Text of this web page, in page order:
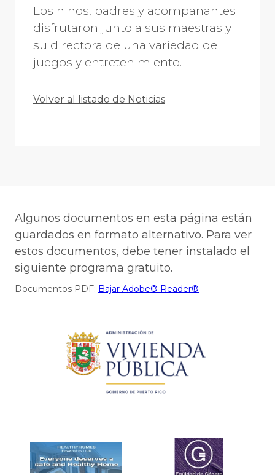
Los niños, padres y acompañantes
disfrutaron junto a sus maestras y
su directora de una variedad de
juegos y entretenimiento.
Volver al listado de Noticias
Algunos documentos en esta página están
guardados en formato alternativo. Para ver
estos documentos, debe tener instalado el
siguiente programa gratuito.
Documentos PDF: Bajar Adobe® Reader®